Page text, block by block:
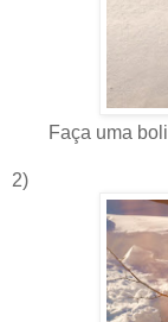
Faça uma
2)